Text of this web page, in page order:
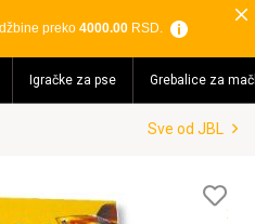
preko 4000.00RSD.
Igračke za pse Grebalice za
Sve od JBL